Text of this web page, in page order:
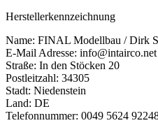
Herstellerkennzeichnung
Name: FINAL Modellbau / Dirk
E-Mail Adresse: info@intairco.net
Straße: In den Stöcken 20
Postleitzahl: 34305
Stadt: Niedenstein
Land: DE
Telefonnummer: 0049 5624